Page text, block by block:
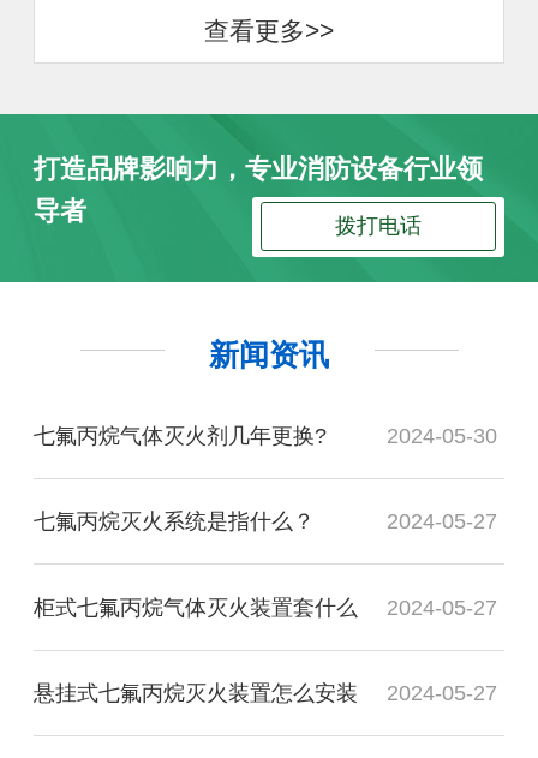
查看更多>>
打造品牌影响力，专业消防设备行业领
导者
拨打电话
新闻资讯
七氟丙烷气体灭火剂几年更换? 2024-05-30
七氟丙烷灭火系统是指什么？ 2024-05-27
柜式七氟丙烷气体灭火装置套什么 2024-05-27
悬挂式七氟丙烷灭火装置怎么安装 2024-05-27